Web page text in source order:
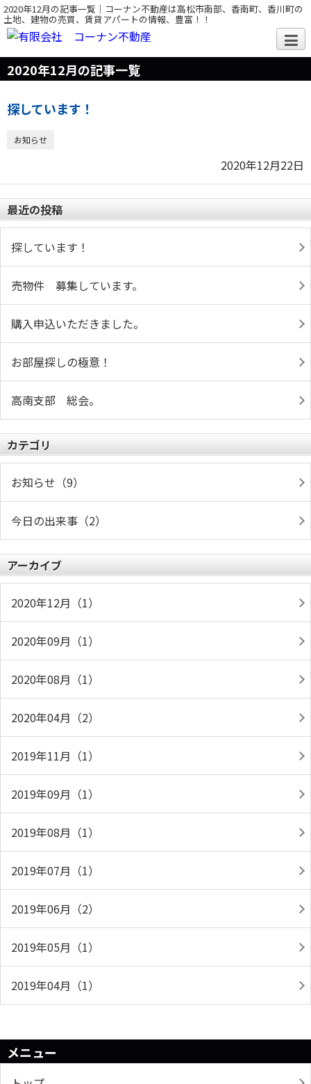
2020年12月の記事一覧｜コーナン不動産は高松市南部、香南町、香川町の
土地、建物の売買、賃貸アパートの情報、豊富！！
2020年12月の記事一覧
探しています！
お知らせ
2020年12月22日
最近の投稿
探しています！
売物件 募集しています。
購入申込いただきました。
お部屋探しの極意！
高南支部 総会。
カテゴリ
お知らせ（9）
今日の出来事（2）
アーカイブ
2020年12月（1）
2020年09月（1）
2020年08月（1）
2020年04月（2）
2019年11月（1）
2019年09月（1）
2019年08月（1）
2019年07月（1）
2019年06月（2）
2019年05月（1）
2019年04月（1）
メニュー